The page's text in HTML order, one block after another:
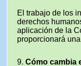
El trabajo de los
derechos
aplicación de la
proporcionará
9. Cómo cambia